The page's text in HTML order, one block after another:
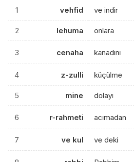
1 vehfid ve indir
2 lehuma onlara
3 cenaha kanadını
4 z-zulli küçülme
5 mine dolayı
6 r-rahmeti acımadan
7 ve kul ve deki